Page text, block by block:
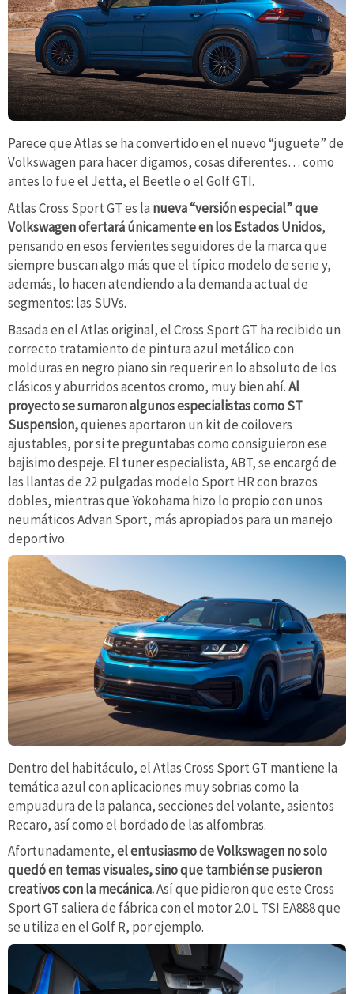
Parece que Atlas se ha convertido en el nuevo “juguete” de
Volkswagen para hacer digamos, cosas diferentes… como
antes lo fue el Jetta, el Beetle o el Golf GTI.
Atlas Cross Sport GT es la nueva “versión especial” que
Volkswagen ofertará únicamente en los Estados Unidos,
pensando en esos fervientes seguidores de la marca que
siempre buscan algo más que el típico modelo de serie y,
además, lo hacen atendiendo a la demanda actual de
segmentos: las SUVs.
Basada en el Atlas original, el Cross Sport GT ha recibido un
correcto tratamiento de pintura azul metálico con
molduras en negro piano sin requerir en lo absoluto de los
clásicos y aburridos acentos cromo, muy bien ahí.Al
proyecto se sumaron algunos especialistas como ST
Suspension,quienes aportaron un kit de coilovers
ajustables, por si te preguntabas como consiguieron ese
bajisimo despeje. El tuner especialista, ABT, se encargó de
las llantas de 22 pulgadas modelo Sport HR con brazos
dobles, mientras que Yokohama hizo lo propio con unos
neumáticos Advan Sport, más apropiados para un manejo
deportivo.
Dentro del habitáculo, el Atlas Cross Sport GT mantiene la
temática azul con aplicaciones muy sobrias como la
empuadura de la palanca, secciones del volante, asientos
Recaro, así como el bordado de las alfombras.
Afortunadamente,el entusiasmo de Volkswagen no solo
quedó en temas visuales, sino que también se pusieron
creativos con la mecánica.Así que pidieron que este Cross
Sport GT saliera de fábrica con el motor 2.0 L TSI EA888 que
se utiliza en el Golf R, por ejemplo.